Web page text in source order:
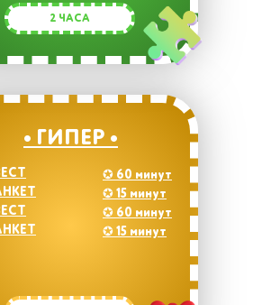
• ГИПЕР •
2 ЧАСА
✪ 60 минут
✪ 15 минут
✪ 60 минут
✪ 15 минут